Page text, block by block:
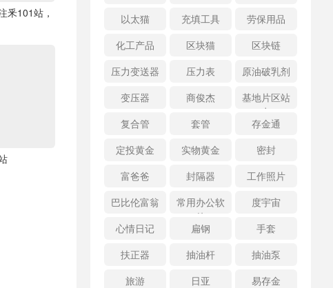
釆101站，
以太猫
充填工具
劳保用品
化工产品
区块猫
区块链
压力变送器
压力表
原油破乳剂
变压器
商俊杰
基地片区站
点
复合管
套管
存金通
定投黄金
实物黄金
密封
富爸爸
封隔器
工作照片
巴比伦富翁
常用办公软
件
度宇宙
心情日记
扁钢
手套
扶正器
抽油杆
抽油泵
旅游
日亚
易存金